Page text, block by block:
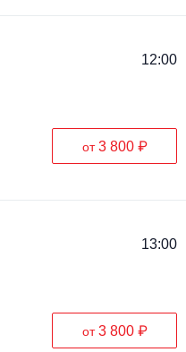
12:00
от3 800 ₽
13:00
от3 800 ₽